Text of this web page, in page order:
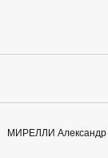
МИРЕЛЛИ Александр